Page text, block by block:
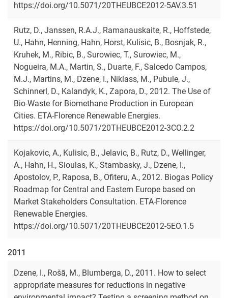
https://doi.org/10.5071/20THEUBCE2012-5AV.3.51
Rutz, D., Janssen, R.A.J., Ramanauskaite, R., Hoffstede,
U., Hahn, Henning, Hahn, Horst, Kulisic, B., Bosnjak, R.,
Kruhek, M., Ribic, B., Surowiec, T., Surowiec, M.,
Nogueira, M.A., Martin, S., Duarte, F., Salcedo Campos,
M.J., Martins, M., Dzene, I., Niklass, M., Pubule, J.,
Schinnerl, D., Kalandyk, K., Zapora, D., 2012. The Use of
Bio-Waste for Biomethane Production in European
Cities. ETA-Florence Renewable Energies.
https://doi.org/10.5071/20THEUBCE2012-3CO.2.2
Kojakovic, A., Kulisic, B., Jelavic, B., Rutz, D., Wellinger,
A., Hahn, H., Sioulas, K., Stambasky, J., Dzene, I.,
Apostolov, P., Raposa, B., Ofiteru, A., 2012. Biogas Policy
Roadmap for Central and Eastern Europe based on
Market Stakeholders Consultation. ETA-Florence
Renewable Energies.
https://doi.org/10.5071/20THEUBCE2012-5EO.1.5
2011
Dzene, I., Rošā, M., Blumberga, D., 2011. How to select
appropriate measures for reductions in negative